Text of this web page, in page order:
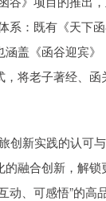
系：既有《天下
盖《函谷迎宾
将老子著经、
新实践的认可
融合创新，解
、可感悟”的高